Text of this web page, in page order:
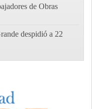
de Obras
despidió a 22